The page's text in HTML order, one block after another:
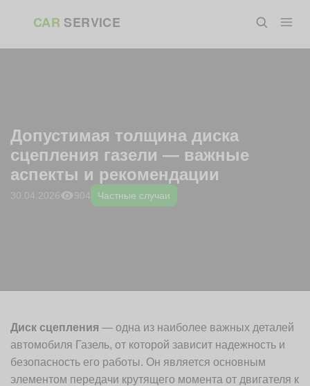
CAR SERVICE
ТОЛЩИНА ДИСКА СЦЕПЛЕНИЯ ГАЗЕЛИ — ВАЖНЫЕ АСПЕКТЫ И
Допустимая толщина диска
сцепления газели — важные
аспекты и рекомендации
30.04.2026 904 Частные случаи
Диск сцепления — одна из наиболее важных деталей
автомобиля Газель, от которой зависит надежность и
безопасность его работы. Он является основным
элементом передачи крутящего момента от двигателя к